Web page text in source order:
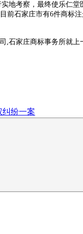
地考察，最终使乐仁堂
前石家庄市有6件商标
,石家庄商标事务所就上
纠纷一案